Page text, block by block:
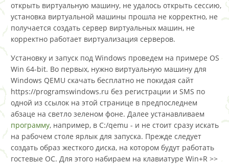
открыть виртуальную машину, не удалось открыть сессию,
установка виртуальной машины прошла не корректно, не
получается создать сервер виртуальных машин, не
корректно работает виртуализация серверов.
Установку и запуск под Windows проведем на примере OS
Win 64-bit. Во первых, нужно виртуальную машину для
Windows QEMU скачать бесплатно не покидая сайт
https://programswindows.ru без регистрации и SMS по
одной из ссылок на этой странице в предпоследнем
абзаце на светло зеленом фоне. Далее устанавливаем
программу, например, в C:/qemu - и не стоит сразу искать
на рабочем столе ярлык для запуска. Прежде следует
создать образ жесткого диска, на котором будут работать
гостевые ОС. Для этого набираем на клавиатуре Win+R >>